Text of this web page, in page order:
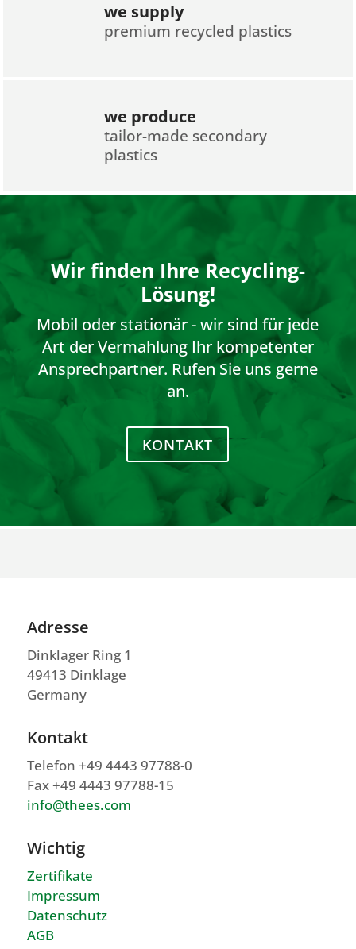
we supply
premium recycled plastics
we produce
tailor-made secondary
plastics
Wir finden Ihre Recycling-
Lösung!
Mobil oder stationär - wir sind für jede
Art der Vermahlung Ihr kompetenter
Ansprechpartner. Rufen Sie uns gerne
an.
KONTAKT
Adresse
Dinklager Ring 1
49413 Dinklage
Germany
Kontakt
Telefon +49 4443 97788-0
Fax +49 4443 97788-15
info@thees.com
Wichtig
Zertifikate
Impressum
Datenschutz
AGB